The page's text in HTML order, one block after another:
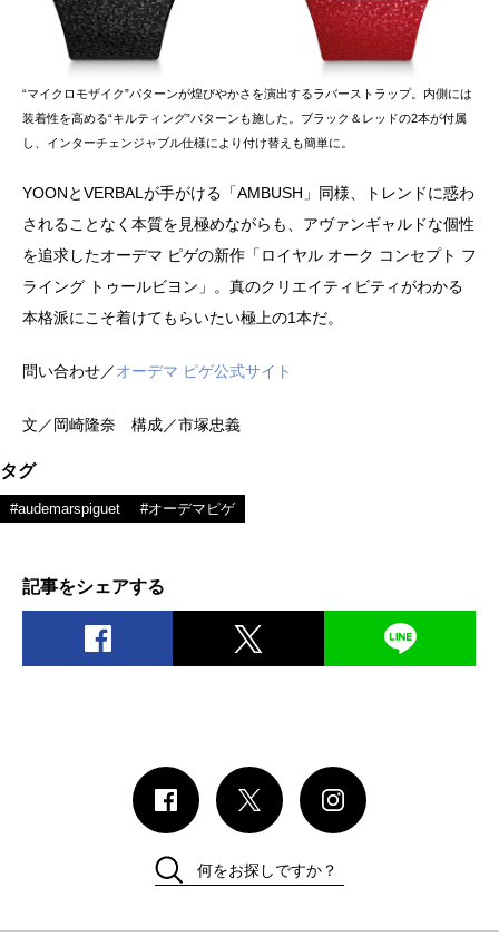
“マイクロモザイク”パターンが煌びやかさを演出するラバーストラップ。内側には
装着性を高める“キルティング”パターンも施した。ブラック＆レッドの2本が付属
し、インターチェンジャブル仕様により付け替えも簡単に。
YOONとVERBALが手がける「AMBUSH」同様、トレンドに惑わ
されることなく本質を見極めながらも、アヴァンギャルドな個性
を追求したオーデマ ピゲの新作「ロイヤル オーク コンセプト フ
ライング トゥールビヨン」。真のクリエイティビティがわかる
本格派にこそ着けてもらいたい極上の1本だ。
問い合わせ／オーデマ ピゲ公式サイト
文／岡崎隆奈 構成／市塚忠義
タグ
#audemarspiguet #オーデマピゲ
記事をシェアする
何をお探しですか？